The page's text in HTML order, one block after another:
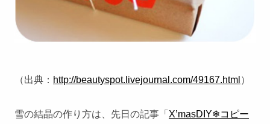
（出典： http://beautyspot.livejournal.com/49167.html ）
雪の結晶の作り方は、先日の記事「 X’masDIY❄コピー